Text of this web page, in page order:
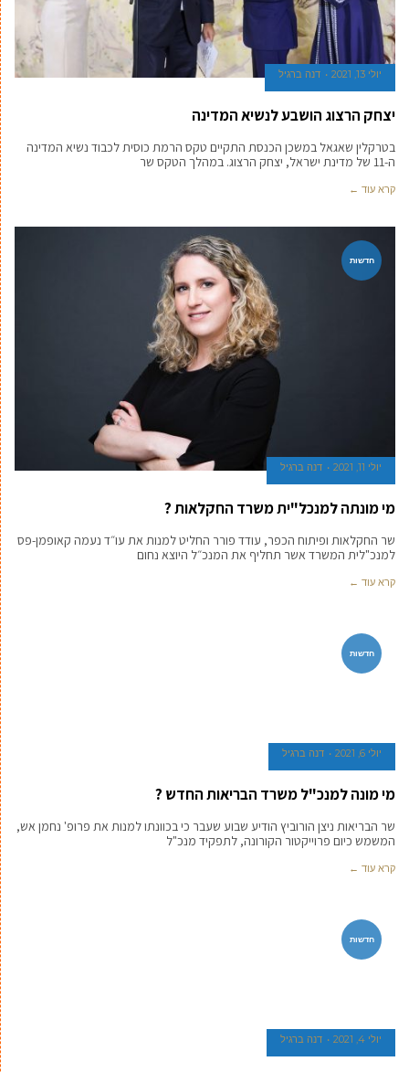
יולי 13, 2021 דנה ברגיל
יצחק הרצוג הושבע לנשיא המדינה
בטרקלין שאגאל במשכן הכנסת התקיים טקס הרמת כוסית לכבוד נשיא המדינה
ה-11 של מדינת ישראל, יצחק הרצוג. במהלך הטקס שר
קרא עוד ←
חדשות
יולי 11, 2021 דנה ברגיל
מי מונתה למנכל"ית משרד החקלאות ?
שר החקלאות ופיתוח הכפר, עודד פורר החליט למנות את עו״ד נעמה קאופמן-פס
למנכ"לית המשרד אשר תחליף את המנכ״ל היוצא נחום
קרא עוד ←
חדשות
שר הבריאות ניצן הורוביץ הודיע שבוע שעבר כי בכוונתו למנות את פרופ' נחמן אש,
המשמש כיום פרוייקטור הקורונה, לתפקיד מנכ"ל
חדשות